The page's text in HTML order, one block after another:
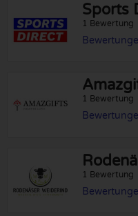
Sports
1 Bewertung
1 Bewertung
1 Bewertung